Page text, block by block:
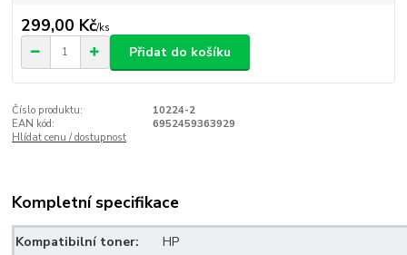
299,00 Kč/ks
Přidat do košíku
Číslo produktu:
10224-2
EAN kód:
6952459363929
Hlídat cenu / dostupnost
Kompletní specifikace
Kompatibilní toner:
HP